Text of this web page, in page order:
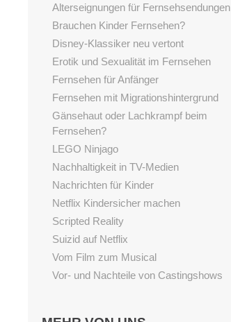
Alterseignungen für Fernsehsendungen
Brauchen Kinder Fernsehen?
Disney-Klassiker neu vertont
Erotik und Sexualität im Fernsehen
Fernsehen für Anfänger
Fernsehen mit Migrationshintergrund
Gänsehaut oder Lachkrampf beim
Fernsehen?
LEGO Ninjago
Nachhaltigkeit in TV-Medien
Nachrichten für Kinder
Netflix Kindersicher machen
Scripted Reality
Suizid auf Netflix
Vom Film zum Musical
Vor- und Nachteile von Castingshows